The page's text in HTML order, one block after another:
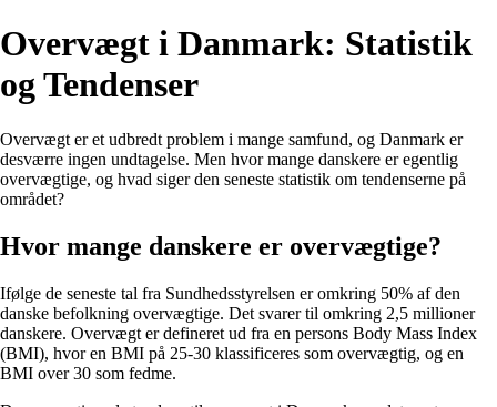
Overvægt i Danmark: Statistik
og Tendenser
Overvægt er et udbredt problem i mange samfund, og Danmark er
desværre ingen undtagelse. Men hvor mange danskere er egentlig
overvægtige, og hvad siger den seneste statistik om tendenserne på
området?
Hvor mange danskere er overvægtige?
Ifølge de seneste tal fra Sundhedsstyrelsen er omkring 50% af den
danske befolkning overvægtige. Det svarer til omkring 2,5 millioner
danskere. Overvægt er defineret ud fra en persons Body Mass Index
(BMI), hvor en BMI på 25-30 klassificeres som overvægtig, og en
BMI over 30 som fedme.